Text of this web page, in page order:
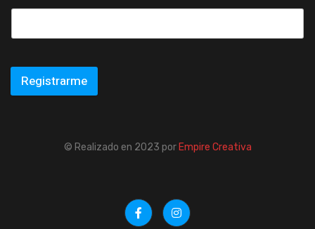
Registrarme
© Realizado en 2023 por Empire Creativa